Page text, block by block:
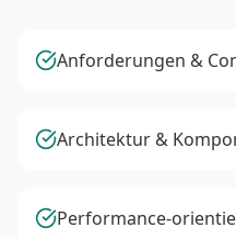
Anforderungen &
Architektur &
Performance-